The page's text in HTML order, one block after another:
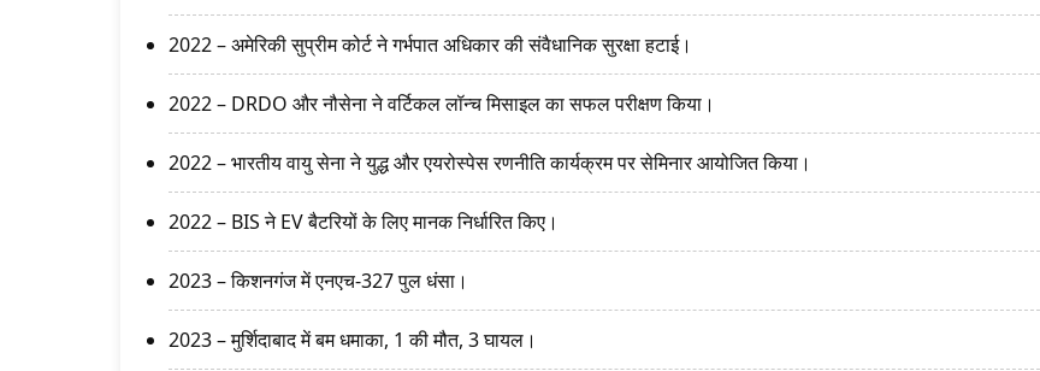
2022 – अमेरिकी सुप्रीम कोर्ट ने गर्भपात अधिकार की संवैधानिक सुरक्षा हटाई।
2022 – DRDO और नौसेना ने वर्टिकल लॉन्च मिसाइल का सफल परीक्षण किया।
2022 – भारतीय वायु सेना ने युद्ध और एयरोस्पेस रणनीति कार्यक्रम पर सेमिनार आयोजित किया।
2022 – BIS ने EV बैटरियों के लिए मानक निर्धारित किए।
2023 – किशनगंज में एनएच-327 पुल धंसा।
2023 – मुर्शिदाबाद में बम धमाका, 1 की मौत, 3 घायल।